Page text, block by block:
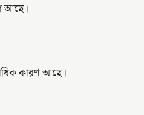
আছে।
কারণ আছে।